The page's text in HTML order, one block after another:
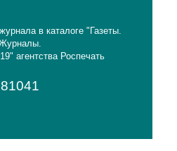
в каталоге "Газеты.
агентства Роспечать
81041